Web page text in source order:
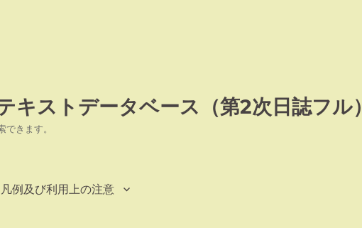
キストデータベース（第2次日誌フル）
きます。
凡例及び利用上の注意